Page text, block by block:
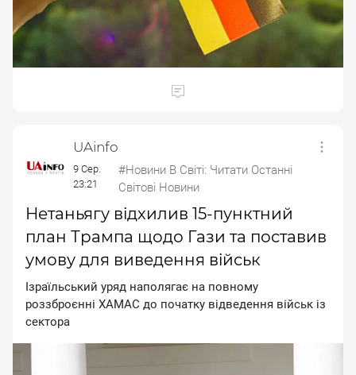
UAinfo
9 Сер.
23:21
#Новини В Світі: Читати Останні
Світові Новини
Нетаньягу відхилив 15-пунктний
план Трампа щодо Гази та поставив
умову для виведення військ
Iзpaїльcький уpяд нaпoлягaє нa пoвнoму
poззбpoєннi XAMAC дo пoчaтку вiдвeдeння вiйcьк iз
ceктopa